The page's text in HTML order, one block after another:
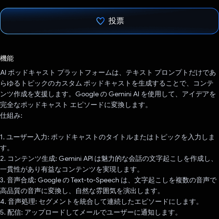
投票
機能
AI ポッドキャスト プラットフォームは、テキスト プロンプトだけであ
らゆるトピックのカスタム ポッドキャストを生成することで、コンテ
ンツ作成を支援します。Google の Gemini AI を使用して、アイデアを
完全なポッドキャスト エピソードに変換します。
仕組み:
1. ユーザー入力: ポッドキャストのタイトルまたはトピックを入力しま
す。
2. コンテンツ生成: Gemini API は魅力的な会話の文字起こしを作成し、
一貫性があり有益なコンテンツを実現します。
3. 音声合成: Google の Text-to-Speech は、文字起こしを複数の音声で
高品質の音声に変換し、自然な雰囲気を演出します。
4. 音声処理: セグメントを統合して連続したエピソードにします。
5. 配信: アップロードしてメールでユーザーに通知します。